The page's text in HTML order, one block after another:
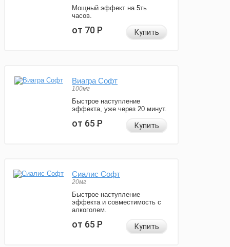
Мощный эффект на 5ть
часов.
от 70Р Купить
Виагра Софт
100мг
Быстрое наступление
эффекта, уже через 20 минут.
от 65Р Купить
Сиалис Софт
20мг
Быстрое наступление
эффекта и совместимость с
алкоголем.
от 65Р Купить